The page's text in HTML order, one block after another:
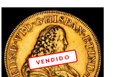
V E N D I D O